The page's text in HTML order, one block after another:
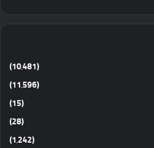
(10٬481)
(11٬596)
(15)
(28)
(1٬242)